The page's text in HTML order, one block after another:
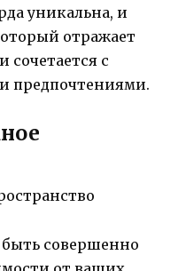
уникальна, и
отражает
сочетается с
предпочтениями.
совершенно